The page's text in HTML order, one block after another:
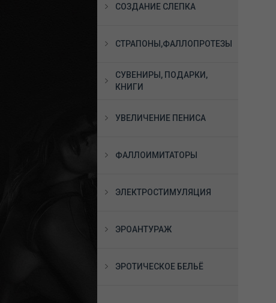
СОЗДАНИЕ СЛЕПКА
СТРАПОНЫ,ФАЛЛОПРОТЕЗЫ
СУВЕНИРЫ, ПОДАРКИ,
КНИГИ
УВЕЛИЧЕНИЕ ПЕНИСА
ФАЛЛОИМИТАТОРЫ
ЭЛЕКТРОСТИМУЛЯЦИЯ
ЭРОАНТУРАЖ
ЭРОТИЧЕСКОЕ БЕЛЬЁ